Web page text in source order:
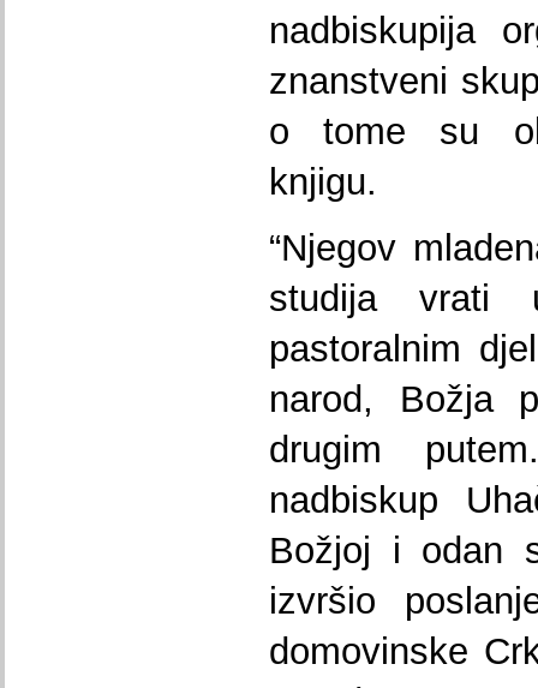
nadbiskupija
znanstveni
o tome su
knjigu.
“Njegov
studija vrati
pastoralnim
narod, Božja
drugim
nadbiskup
Božjoj i odan
izvršio
domovinske